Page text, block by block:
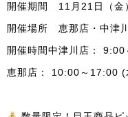
開催期間 11月21日（金
開催場所 恵那店・中津
開催時間中津川店：
恵那店： 10:00～17:00 (